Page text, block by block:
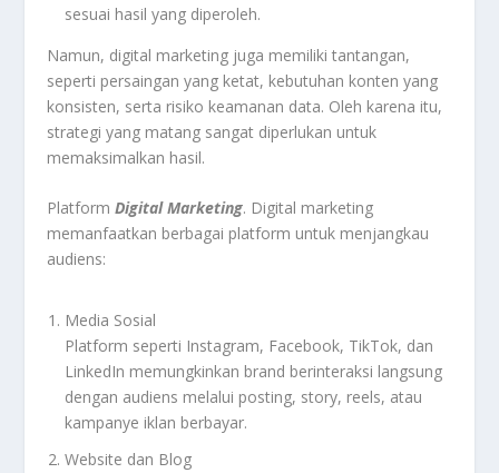
sesuai hasil yang diperoleh.
Namun, digital marketing juga memiliki tantangan,
seperti persaingan yang ketat, kebutuhan konten yang
konsisten, serta risiko keamanan data. Oleh karena itu,
strategi yang matang sangat diperlukan untuk
memaksimalkan hasil.
PlatformDigital Marketing. Digital marketing
memanfaatkan berbagai platform untuk menjangkau
audiens:
Media Sosial
Platform seperti Instagram, Facebook, TikTok, dan
LinkedIn memungkinkan brand berinteraksi langsung
dengan audiens melalui posting, story, reels, atau
kampanye iklan berbayar.
Website dan Blog